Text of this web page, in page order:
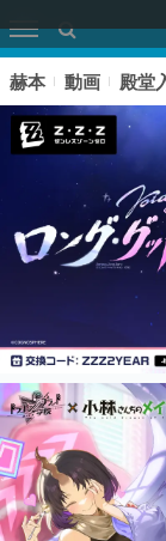
ピック
電ファミのいま
アプリセール情報
赫本 動画 殿堂